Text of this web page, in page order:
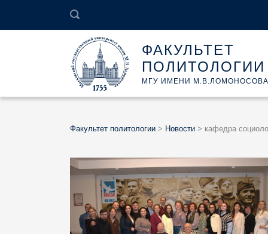
ФАКУЛЬТЕТ
ПОЛИТОЛОГИИ
МГУ ИМЕНИ М.В.ЛОМОНОСОВА
Факультет политологии > Новости > кафедра